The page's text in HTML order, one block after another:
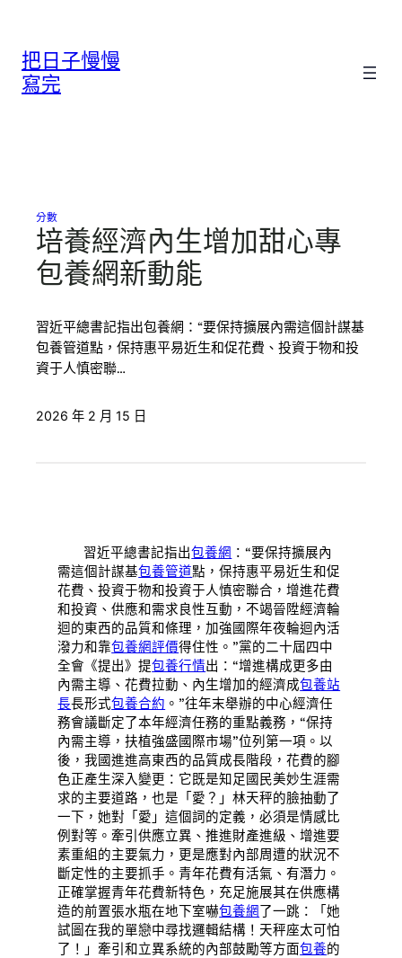
把日子慢慢
寫完
分數
培養經濟內生增加甜心專
包養網新動能
習近平總書記指出包養網：“要保持擴展內需這個計謀基
包養管道點，保持惠平易近生和促花費、投資于物和投
資于人慎密聯…
2026 年 2 月 15 日
習近平總書記指出包養網 ：“要保持擴展內
需這個計謀基包養管道點，保持惠平易近生和促
花費、投資于物和投資于人慎密聯合，增進花費
和投資、供應和需求良性互動，不竭晉陞經濟輪
迴的東西的品質和條理，加強國際年夜輪迴內活
潑力和靠包養網評價得住性。”黨的二十屆四中
全會《提出》提包養行情出：“增進構成更多由
內需主導、花費拉動、內生增加的經濟成包養站
長長形式包養合約 。”往年末舉辦的中心經濟任
務會議斷定了本年經濟任務的重點義務，“保持
內需主導，扶植強盛國際市場”位列第一項。以
後，我國進進高東西的品質成長階段，花費的腳
色正產生深入變更：它既是知足國民美妙生涯需
求的主要道路，也是「愛？」林天秤的臉抽動了
一下，她對「愛」這個詞的定義，必須是情感比
例對等。牽引供應立異、推進財產進級、增進要
素重組的主要氣力，更是應對內部周遭的狀況不
斷定性的主要抓手。青年花費有活氣、有潛力。
正確掌握青年花費新特色，充足施展其在供應構
造的前置張水瓶在地下室嚇包養網了一跳：「她
試圖在我的單戀中尋找邏輯結構！天秤座太可怕
了！」牽引和立異系統的內部鼓勵等方面包養的